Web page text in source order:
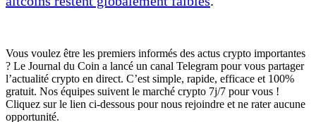
Vous voulez être les premiers informés des actus crypto importantes
? Le Journal du Coin a lancé un canal Telegram pour vous partager
l’actualité crypto en direct. C’est simple, rapide, efficace et 100%
gratuit. Nos équipes suivent le marché crypto 7j/7 pour vous !
Cliquez sur le lien ci-dessous pour nous rejoindre et ne rater aucune
opportunité.